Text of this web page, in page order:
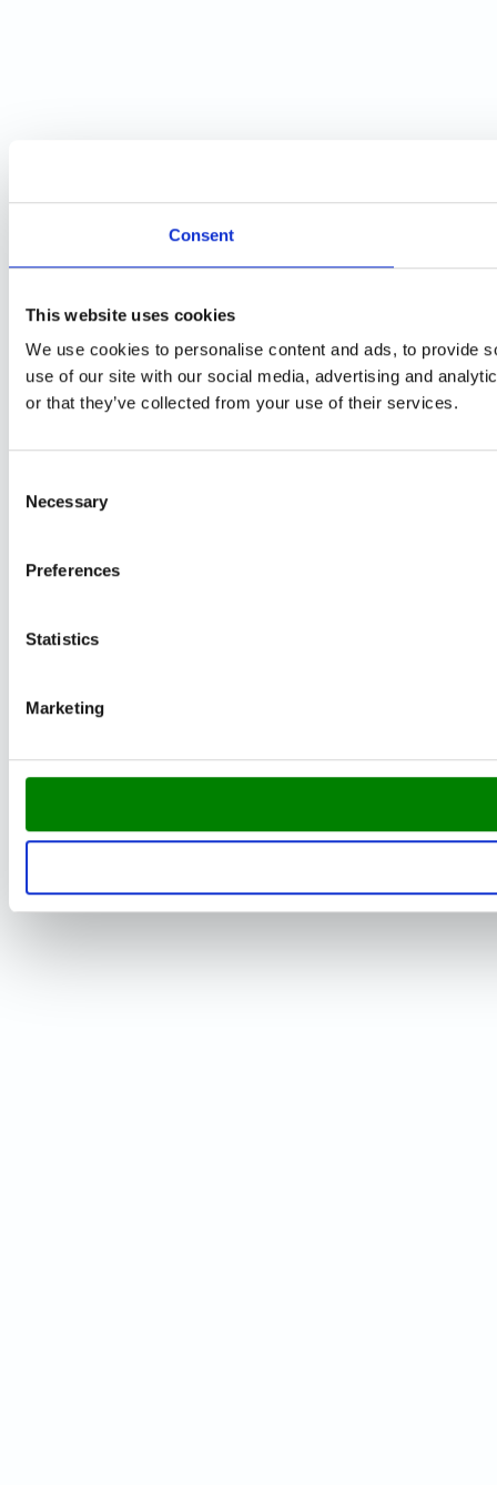
Consent
This website uses cookies
We use cookies to personalise content and ads, to provide
use of our site with our social media, advertising and
or that they’ve collected from your use of their services.
Selection
Necessary
Preferences
Statistics
Marketing